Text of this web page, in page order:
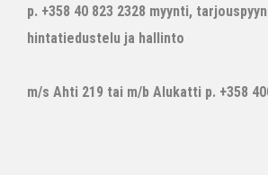
p. +358 40 823 2328 myynti,
hintatiedustelu ja hallinto
m/s Ahti 219 tai m/b Alukatti p. +358